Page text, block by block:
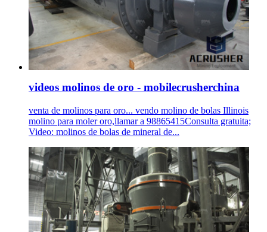
videos molinos de oro - mobilecrusherchina
venta de molinos para oro... vendo molino de bolas Illinois
molino para moler oro,llamar a 98865415Consulta gratuita;
Video: molinos de bolas de mineral de...